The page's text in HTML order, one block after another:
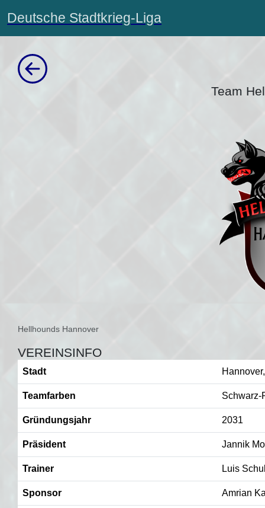
Deutsche Stadtkrieg-Liga
Team
Hellhounds Hannover
VEREINSINFO
Stadt
Teamfarben Schwarz-
Gründungsjahr 2031
Präsident Jannik
Trainer Luis
Sponsor Amrian